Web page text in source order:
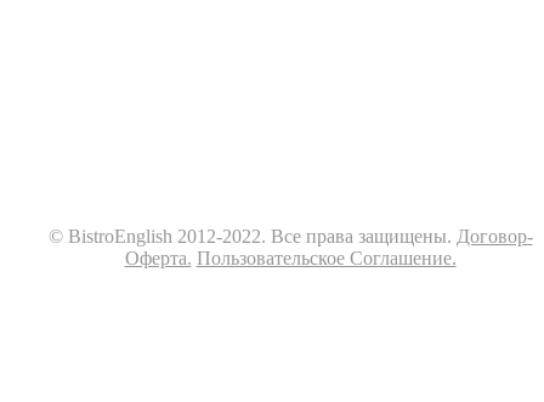
© BistroEnglish 2012-2022. Все права защищены. Договор-
Оферта. Пользовательское Соглашение.